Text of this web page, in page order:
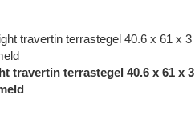
travertin terrastegel 40.6 x 61 x 3